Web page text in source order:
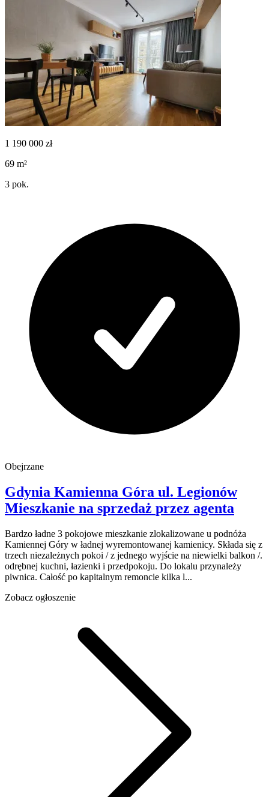
1 190 000 zł
69 m²
3 pok.
Obejrzane
Gdynia Kamienna Góra ul. Legionów
Mieszkanie na sprzedaż przez agenta
Bardzo ładne 3 pokojowe mieszkanie zlokalizowane u podnóża
Kamiennej Góry w ładnej wyremontowanej kamienicy. Składa się z
trzech niezależnych pokoi / z jednego wyjście na niewielki balkon /.
odrębnej kuchni, łazienki i przedpokoju. Do lokalu przynależy
piwnica. Całość po kapitalnym remoncie kilka l...
Zobacz ogłoszenie